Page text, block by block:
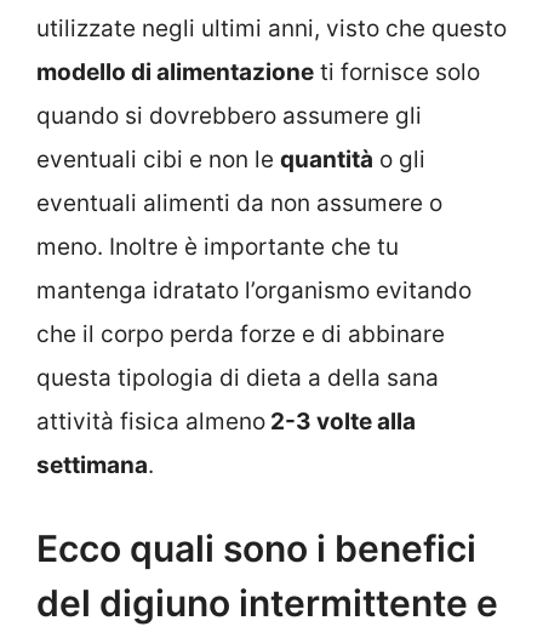
utilizzate negli ultimi anni, visto che questo
modello di alimentazione ti fornisce solo
quando si dovrebbero assumere gli
eventuali cibi e non le quantità o gli
eventuali alimenti da non assumere o
meno. Inoltre è importante che tu
mantenga idratato l’organismo evitando
che il corpo perda forze e di abbinare
questa tipologia di dieta a della sana
attività fisica almeno 2-3 volte alla
settimana.
Ecco quali sono i benefici
del digiuno intermittente e